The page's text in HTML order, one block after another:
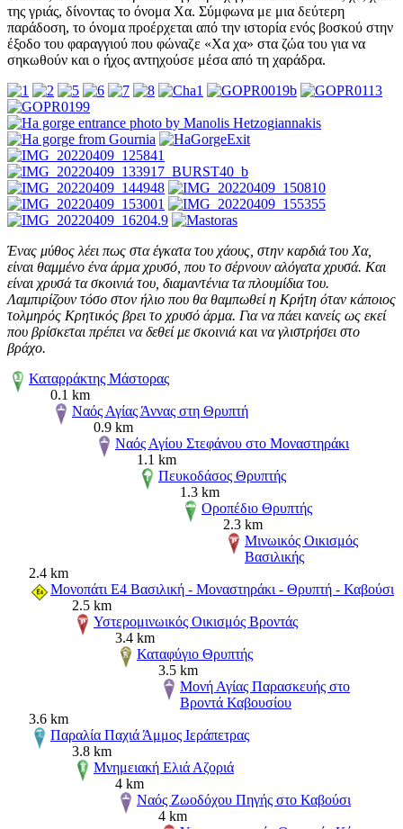
της γριάς, δίνοντας το όνομα Χα. Σύμφωνα με μια δεύτερη
παράδοση, το όνομα προέρχεται από την ιστορία ενός βοσκού στην
έξοδο του φαραγγιού που φώναζε «Χα χα» στα ζώα του για να
σηκωθούν και ο ήχος αντηχούσε μέσα από τη χαράδρα.
Ένας μύθος λέει πως στα έγκατα του χάους, στην καρδιά του Χα,
είναι θαμμένο ένα άρμα χρυσό, που το σέρνουν αλόγατα χρυσά. Και
είναι χρυσά τα σκοινιά του, διαμαντένια τα πλουμίδια του.
Λαμπιρίζουν τόσο στον ήλιο που θα θαμπωθεί η Κρήτη όταν κάποιος
τολμηρός Κρητικός βρει το χρυσό άρμα. Για να πάει κανείς ως εκεί
που βρίσκεται πρέπει να δεθεί με σκοινιά και να γλιστρήσει στο
βράχο.
Καταρράκτης Μάστορας
0.1 km
Ναός Αγίας Άννας στη Θρυπτή
0.9 km
Ναός Αγίου Στεφάνου στο Μοναστηράκι
1.1 km
Πευκοδάσος Θρυπτής
1.3 km
Οροπέδιο Θρυπτής
2.3 km
Μινωικός Οικισμός
Βασιλικής
2.4 km
Μονοπάτι Ε4 Βασιλική - Μοναστηράκι - Θρυπτή - Καβούσι
2.5 km
Υστερομινωικός Οικισμός Βροντάς
3.4 km
Καταφύγιο Θρυπτής
3.5 km
Μονή Αγίας Παρασκευής στο
Βροντά Καβουσίου
3.6 km
Παραλία Παχιά Άμμος Ιεράπετρας
3.8 km
Μνημειακή Ελιά Αζοριά
4 km
Ναός Ζωοδόχου Πηγής στο Καβούσι
4 km